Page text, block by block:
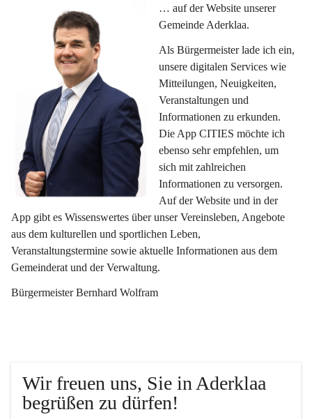
… auf der Website unserer
Gemeinde Aderklaa.
Als Bürgermeister lade ich ein,
unsere digitalen Services wie
Mitteilungen, Neuigkeiten,
Veranstaltungen und
Informationen zu erkunden.
Die App CITIES möchte ich
ebenso sehr empfehlen, um
sich mit zahlreichen
Informationen zu versorgen.
Auf der Website und in der
App gibt es Wissenswertes über unser Vereinsleben, Angebote
aus dem kulturellen und sportlichen Leben,
Veranstaltungstermine sowie aktuelle Informationen aus dem
Gemeinderat und der Verwaltung.
Bürgermeister Bernhard Wolfram
Wir freuen uns, Sie in Aderklaa
begrüßen zu dürfen!